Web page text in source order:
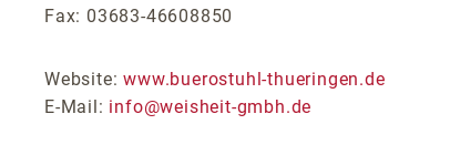
Fax: 03683-46608850
Website:www.buerostuhl-thueringen.de
E-Mail: info@weisheit-gmbh.de